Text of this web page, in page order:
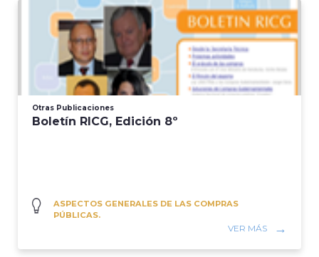
Otras Publicaciones
Boletín RICG, Edición 8º
ASPECTOS GENERALES DE LAS COMPRAS
PÚBLICAS.
VER MÁS